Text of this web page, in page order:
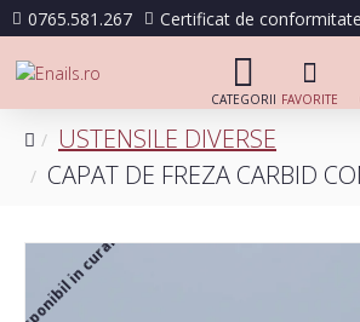
0765.581.267 Certificat de conformitate
USTENSILE DIVERSE
CAPAT DE FREZA CARBID
Disponibil in curand